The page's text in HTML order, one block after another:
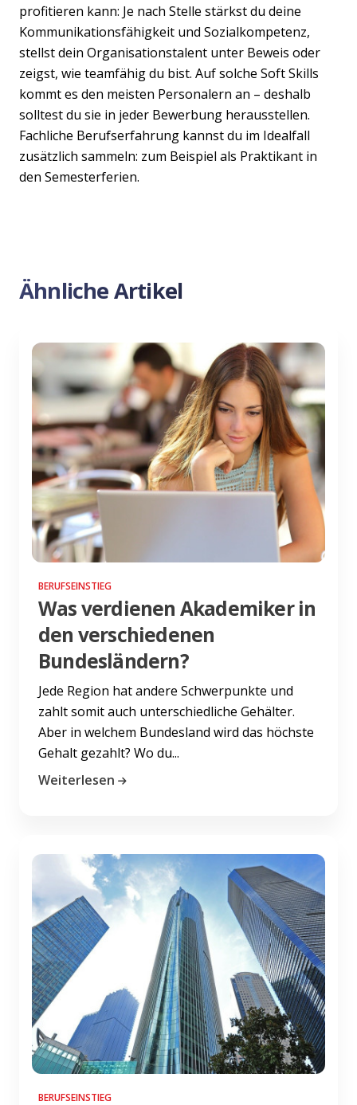
profitieren kann: Je nach Stelle stärkst du deine
Kommunikationsfähigkeit und Sozialkompetenz,
stellst dein Organisationstalent unter Beweis oder
zeigst, wie teamfähig du bist. Auf solche Soft Skills
kommt es den meisten Personalern an – deshalb
solltest du sie in jeder Bewerbung herausstellen.
Fachliche Berufserfahrung kannst du im Idealfall
zusätzlich sammeln: zum Beispiel als Praktikant in
den Semesterferien.
Ähnliche Artikel
BERUFSEINSTIEG
Was verdienen Akademiker in
den verschiedenen
Bundesländern?
Jede Region hat andere Schwerpunkte und
zahlt somit auch unterschiedliche Gehälter.
Aber in welchem Bundesland wird das höchste
Gehalt gezahlt? Wo du...
Weiterlesen
BERUFSEINSTIEG